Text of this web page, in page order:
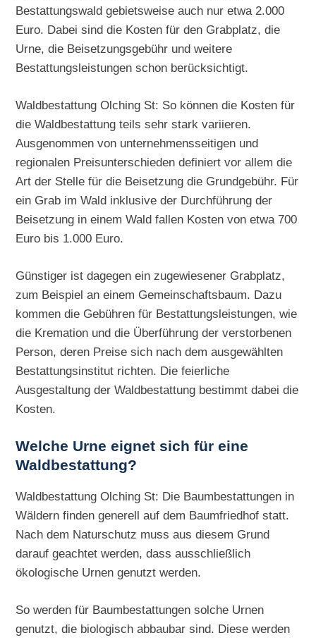
Bestattungswald gebietsweise auch nur etwa 2.000
Euro. Dabei sind die Kosten für den Grabplatz, die
Urne, die Beisetzungsgebühr und weitere
Bestattungsleistungen schon berücksichtigt.
Waldbestattung Olching St: So können die Kosten für
die Waldbestattung teils sehr stark variieren.
Ausgenommen von unternehmensseitigen und
regionalen Preisunterschieden definiert vor allem die
Art der Stelle für die Beisetzung die Grundgebühr. Für
ein Grab im Wald inklusive der Durchführung der
Beisetzung in einem Wald fallen Kosten von etwa 700
Euro bis 1.000 Euro.
Günstiger ist dagegen ein zugewiesener Grabplatz,
zum Beispiel an einem Gemeinschaftsbaum. Dazu
kommen die Gebühren für Bestattungsleistungen, wie
die Kremation und die Überführung der verstorbenen
Person, deren Preise sich nach dem ausgewählten
Bestattungsinstitut richten. Die feierliche
Ausgestaltung der Waldbestattung bestimmt dabei die
Kosten.
Welche Urne eignet sich für eine
Waldbestattung?
Waldbestattung Olching St: Die Baumbestattungen in
Wäldern finden generell auf dem Baumfriedhof statt.
Nach dem Naturschutz muss aus diesem Grund
darauf geachtet werden, dass ausschließlich
ökologische Urnen genutzt werden.
So werden für Baumbestattungen solche Urnen
genutzt, die biologisch abbaubar sind. Diese werden